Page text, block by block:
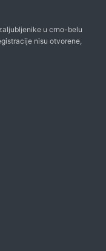
u crno-belu
nisu otvorene,